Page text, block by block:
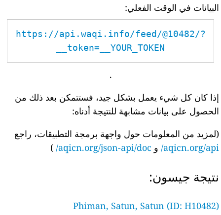
البيانات في الوقت الفعلي:
https://api.waqi.info/feed/@10482/?
token=__YOUR_TOKEN__
.
إذا كان كل شيء يعمل بشكل جيد، فستتمكن بعد ذلك من
الحصول على بيانات مشابهة للنتيجة أدناه:
(لمزيد من المعلومات حول واجهة برمجة التطبيقات، راجع
aqicn.org/api/ و aqicn.org/json-api/doc/
)
نتيجة جيسون:
Phiman, Satun, Satun (ID: H10482)